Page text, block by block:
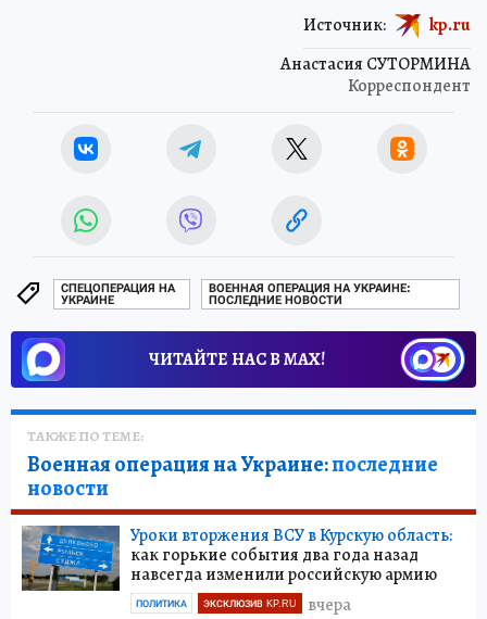
Анастасия СУТОРМИНА
Корреспондент
Источник: kp.ru
СПЕЦОПЕРАЦИЯ НА
УКРАИНЕ
ВОЕННАЯ ОПЕРАЦИЯ НА УКРАИНЕ:
ПОСЛЕДНИЕ НОВОСТИ
ЧИТАЙТЕ НАС В МАХ!
ТАКЖЕ ПО ТЕМЕ:
Военная операция на Украине:последние
новости
Уроки вторжения ВСУ в Курскую область:
как горькие события два года назад
навсегда изменили российскую армию
вчера
ПОЛИТИКА ЭКСКЛЮЗИВ KP.RU